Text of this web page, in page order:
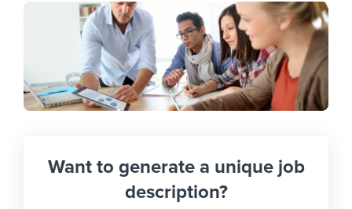
Want to generate a unique job
description?